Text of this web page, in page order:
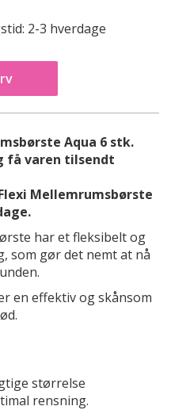
2-3 hverdage
Aqua 6 stk.
få varen tilsendt
Mellemrumsbørste
har et fleksibelt og
som gør det nemt at nå
en effektiv og skånsom
størrelse
rensning.